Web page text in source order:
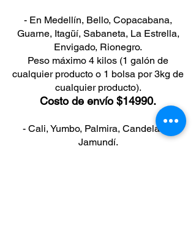
- En Medellín, Bello, Copacabana,
Guarne, Itagüí, Sabaneta, La Estrella,
Envigado, Rionegro.
Peso máximo 4 kilos (1 galón de
cualquier producto o 1 bolsa por 3kg de
cualquier producto).
Costo de envío $14990.
- Cali, Yumbo, Palmira, Candelaria,
Jamundí.